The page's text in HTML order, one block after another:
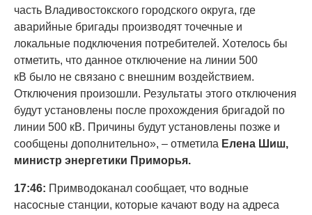
часть Владивостокского городского округа, где
аварийные бригады производят точечные и
локальные подключения потребителей. Хотелось бы
отметить, что данное отключение на линии 500
кВ было не связано с внешним воздействием.
Отключения произошли. Результаты этого отключения
будут установлены после прохождения бригадой по
линии 500 кВ. Причины будут установлены позже и
сообщены дополнительно», – отметила Елена Шиш,
министр энергетики Приморья.
17:46: Примводоканал сообщает, что водные
насосные станции, которые качают воду на адреса